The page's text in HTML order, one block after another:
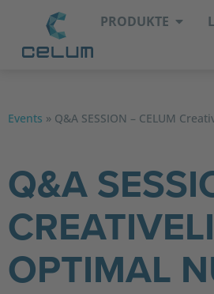
PRODUKTE
Events » Q&A SESSION – CELUM
Q&A
OPTIMAL